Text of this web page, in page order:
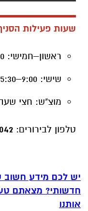
שעות פעילות
ראשון–חמישי: 10:00–22:00
שישי: 9:00–15:30
מוצ"ש: חצי שעה
טלפון לבירורים:
יש לכם מידע חשוב
חדשותי? מצאתם
אותנו